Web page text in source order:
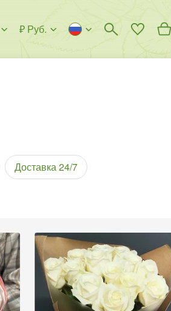
₽ Руб.
Доставка 24/7